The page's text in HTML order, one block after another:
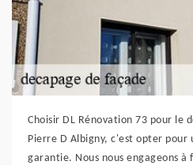
Choisir DL Rénovation 73 pour le
Pierre D Albigny, c'est opter
garantie. Nous nous engageons à